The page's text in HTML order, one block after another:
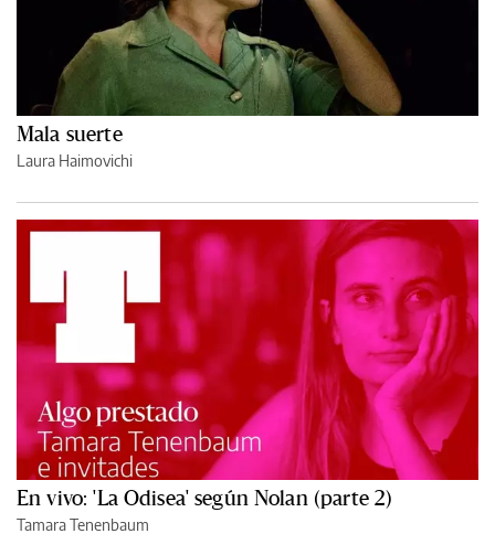
Mala suerte
Laura Haimovichi
En vivo: 'La Odisea' según Nolan (parte 2)
Tamara Tenenbaum